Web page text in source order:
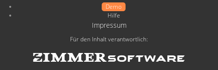
Demo
Hilfe
Impressum
Für den Inhalt verantwortlich: